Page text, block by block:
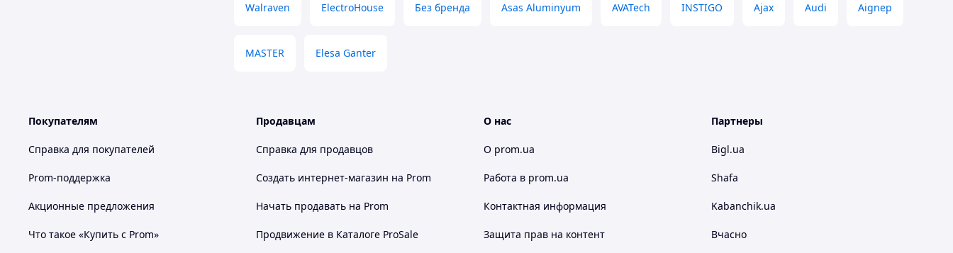
Walraven ElectroHouse Без бренда Asas Aluminyum AVATech INSTIGO Ajax Audi Aignep
MASTER Elesa Ganter
Покупателям
Справка для покупателей
Prom-поддержка
Акционные предложения
Что такое «Купить с Prom»
Продавцам
Справка для продавцов
Создать интернет-магазин на Prom
Начать продавать на Prom
Продвижение в Каталоге ProSale
О нас
О prom.ua
Работа в prom.ua
Контактная информация
Защита прав на контент
Партнеры
Bigl.ua
Shafa
Kabanchik.ua
Вчасно